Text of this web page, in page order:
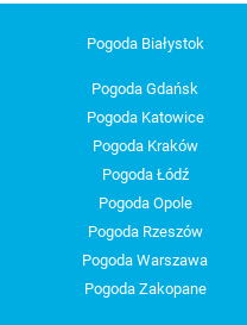
Pogoda Białystok
Pogoda Gdańsk
Pogoda Katowice
Pogoda Kraków
Pogoda Łódź
Pogoda Opole
Pogoda Rzeszów
Pogoda Warszawa
Pogoda Zakopane